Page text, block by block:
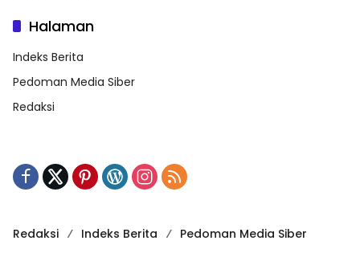
Halaman
Indeks Berita
Pedoman Media Siber
Redaksi
Redaksi Indeks Berita
Pedoman Media Siber